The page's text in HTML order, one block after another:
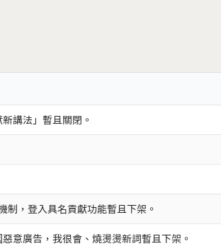
講法」暫且關閉。
制，登入具名貢獻功能暫且下架。
意廣告，我很會、燒燙燙新詞暫且下架。